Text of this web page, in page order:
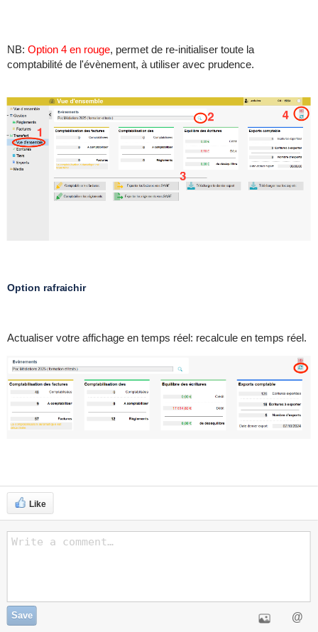
NB: Option 4 en rouge, permet de re-initialiser toute la
comptabilité de l'évènement, à utiliser avec prudence.
Option rafraichir
Actualiser votre affichage en temps réel: recalcule en temps réel.
Like
@
Save